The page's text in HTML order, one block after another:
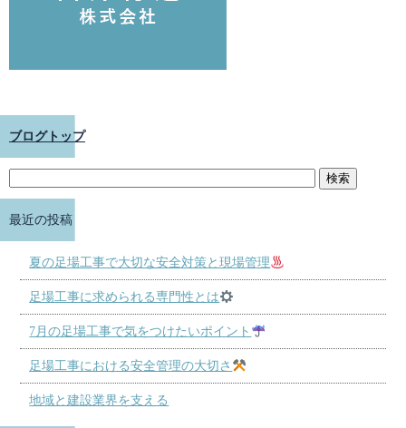
ブログトップ
最近の投稿
夏の足場工事で大切な安全対策と現場管理
足場工事に求められる専門性とは
7月の足場工事で気をつけたいポイント
足場工事における安全管理の大切さ
地域と建設業界を支える